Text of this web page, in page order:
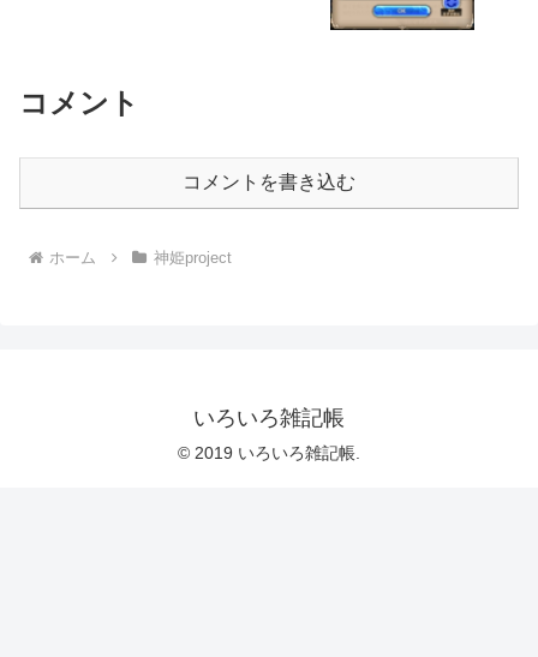
コメント
コメントを書き込む
ホーム 神姫project
いろいろ雑記帳
© 2019 いろいろ雑記帳.